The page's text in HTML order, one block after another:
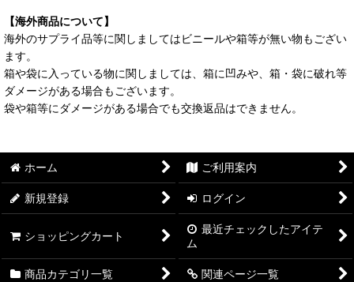
【海外商品について】
海外のサプライ品等に関しましてはビニールや箱等が無い物もござい
ます。
箱や袋に入っている物に関しましては、箱に凹みや、箱・袋に破れ等
ダメージがある場合もございます。
袋や箱等にダメージがある場合でも交換返品はできません。
ホーム ご利用案内
新規登録 ログイン
ショッピングカート
最近チェックしたアイテ
ム
商品カテゴリ一覧 関連ページ一覧